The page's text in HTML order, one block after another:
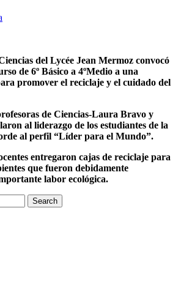
del Lycée Jean Mermoz convocó
de 6º Básico a 4ºMedio a una
promover el reciclaje y el cuidado del
de Ciencias-Laura Bravo y
al liderazgo de los estudiantes de la
al perfil “Líder para el Mundo”.
entregaron cajas de reciclaje para
que fueron debidamente
labor ecológica.